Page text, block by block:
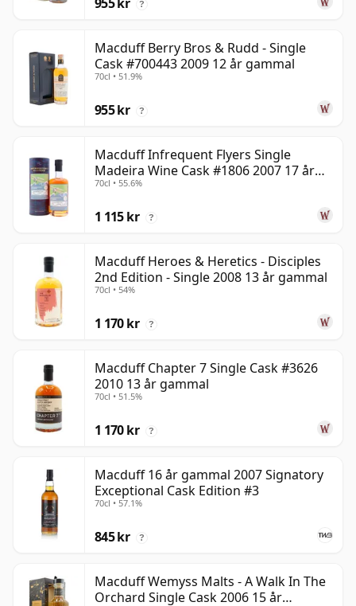
?
Macduff Berry Bros & Rudd - Single
Cask #700443 2009 12 år gammal
70cl • 51.9%
955 kr ?
Macduff Infrequent Flyers Single
Madeira Wine Cask #1806 2007 17 år
gammal
70cl • 55.6%
1 115 kr ?
Macduff Heroes & Heretics - Disciples
2nd Edition - Single 2008 13 år gammal
70cl • 54%
1 170 kr ?
Macduff Chapter 7 Single Cask #3626
2010 13 år gammal
70cl • 51.5%
1 170 kr ?
Macduff 16 år gammal 2007 Signatory
Exceptional Cask Edition #3
70cl • 57.1%
845 kr ?
Macduff Wemyss Malts - A Walk In The
Orchard Single Cask 2006 15 år